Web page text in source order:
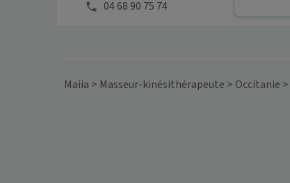
04 68 90 75 74
Maiia > Masseur-kinésithérapeute > Occitanie >